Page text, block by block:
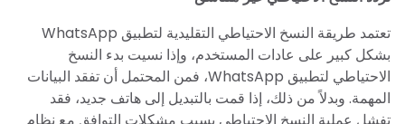
تعتمد طريقة النسخ الاحتياطي التقليدية لتطبيق WhatsApp
بشكل كبير على عادات المستخدم، وإذا نسيت بدء النسخ
الاحتياطي لتطبيق WhatsApp، فمن المحتمل أن تفقد البيانات
المهمة. وبدلاً من ذلك، إذا قمت بالتبديل إلى هاتف جديد، فقد